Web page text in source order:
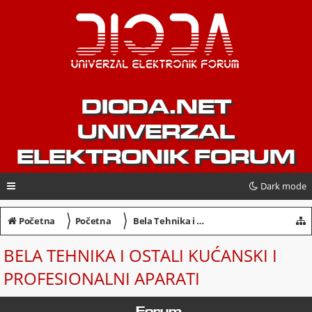
DIODA.NET
UNIVERZAL
ELEKTRONIK FORUM
Dark mode
Početna 〉 Početna 〉 Bela Tehnika i ostali kućanski i profesionalni aparati
BELA TEHNIKA I OSTALI KUĆANSKI I
PROFESIONALNI APARATI